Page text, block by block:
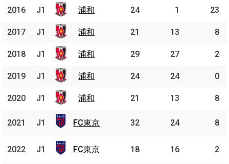
2016 J1 浦和 24 1 23
2017 J1 浦和 21 13 8
2018 J1 浦和 29 27 2
2019 J1 浦和 24 24 0
2020 J1 浦和 21 13 8
2021 J1
FC
東京
32 24 8
2022 J1
FC
東京
18 16 2
2016 J1 浦和
2017 J1 浦和
2018 J1 浦和
2019 J1 浦和
2020 J1 浦和
2021 J1 FC東京
2022 J1 FC東京